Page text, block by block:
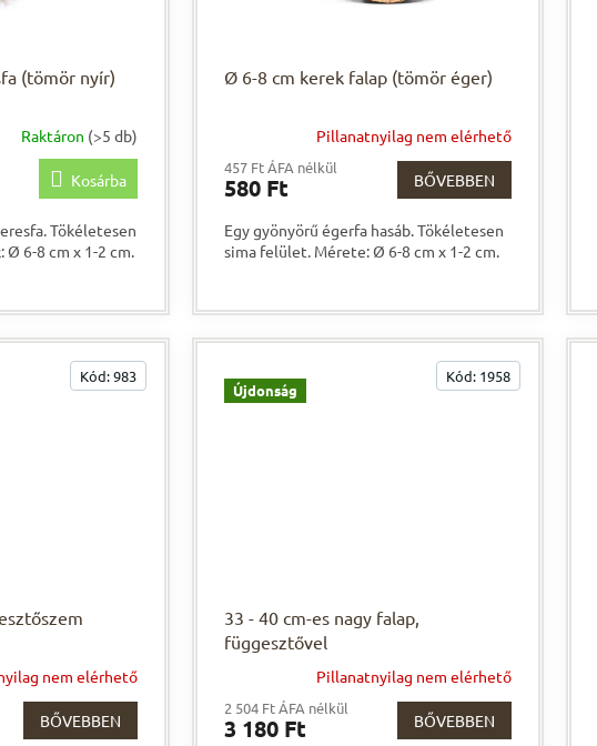
(tömör nyír)
Raktáron (>5 db)
Kosárba
Tökéletesen
6-8 cm x 1-2 cm.
Ø 6-8 cm kerek falap (tömör éger)
Pillanatnyilag nem elérhető
457 Ft ÁFA nélkül
580 Ft BŐVEBBEN
Egy gyönyörű égerfa hasáb. Tökéletesen
sima felület. Mérete: Ø 6-8 cm x 1-2 cm.
nem elérhető
BŐVEBBEN
Kód:983
Újdonság
33 - 40 cm-es nagy falap,
függesztővel
Pillanatnyilag nem elérhető
2 504 Ft ÁFA nélkül
3 180 Ft BŐVEBBEN
Kód: 1958